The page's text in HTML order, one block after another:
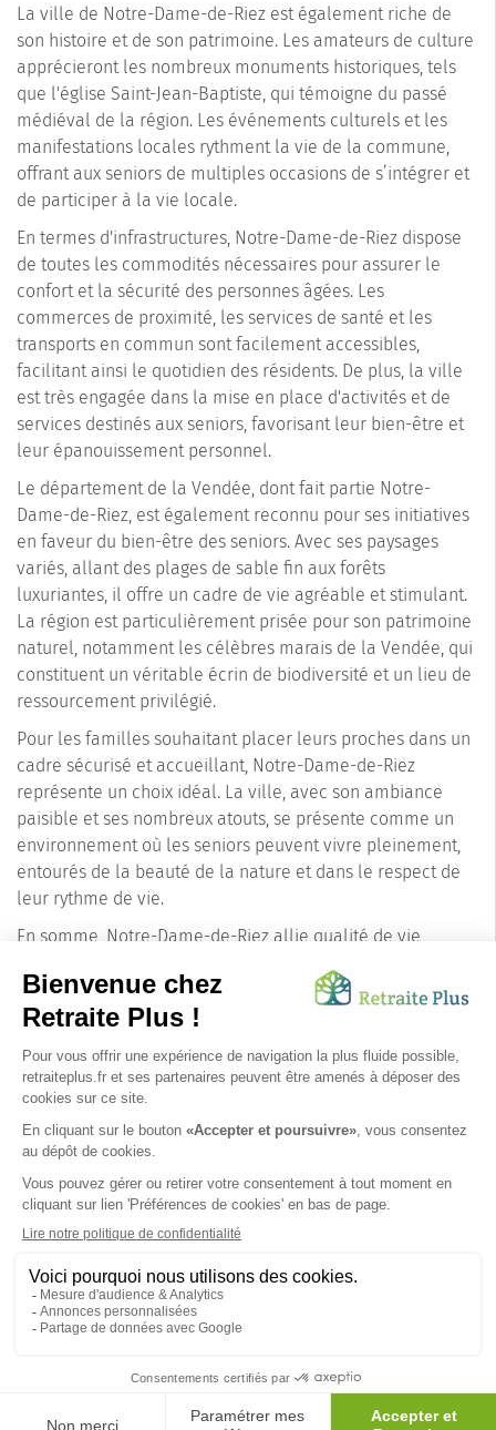
La ville de Notre-Dame-de-Riez est également riche de
son histoire et de son patrimoine. Les amateurs de culture
apprécieront les nombreux monuments historiques, tels
que l'église Saint-Jean-Baptiste, qui témoigne du passé
médiéval de la région. Les événements culturels et les
manifestations locales rythment la vie de la commune,
offrant aux seniors de multiples occasions de s’intégrer et
de participer à la vie locale.
En termes d'infrastructures, Notre-Dame-de-Riez dispose
de toutes les commodités nécessaires pour assurer le
confort et la sécurité des personnes âgées. Les
commerces de proximité, les services de santé et les
transports en commun sont facilement accessibles,
facilitant ainsi le quotidien des résidents. De plus, la ville
est très engagée dans la mise en place d'activités et de
services destinés aux seniors, favorisant leur bien-être et
leur épanouissement personnel.
Le département de la Vendée, dont fait partie Notre-
Dame-de-Riez, est également reconnu pour ses initiatives
en faveur du bien-être des seniors. Avec ses paysages
variés, allant des plages de sable fin aux forêts
luxuriantes, il offre un cadre de vie agréable et stimulant.
La région est particulièrement prisée pour son patrimoine
naturel, notamment les célèbres marais de la Vendée, qui
constituent un véritable écrin de biodiversité et un lieu de
ressourcement privilégié.
Pour les familles souhaitant placer leurs proches dans un
cadre sécurisé et accueillant, Notre-Dame-de-Riez
représente un choix idéal. La ville, avec son ambiance
paisible et ses nombreux atouts, se présente comme un
environnement où les seniors peuvent vivre pleinement,
entourés de la beauté de la nature et dans le respect de
leur rythme de vie.
En somme, Notre-Dame-de-Riez allie qualité de vie,
ainsi aux seniors un lieu de résidence où il fait bon vivre.
C'est une destination de choix pour ceux qui recherchent
enrichissantes. Les familles peuvent y trouver l'assurance
que leurs proches vivront en toute sérénité, dans un cadre
enchanteur et bienveillant.
SUIVEZ-NOUS SUR :
Protection données personnelles
Nous vous informons de l'existence de la liste d'opposition
au démarchage téléphonique. Inscription surbloctel.gouv.fr
© 2026 Retraite Plus - Tous droits réservés - Plan du site